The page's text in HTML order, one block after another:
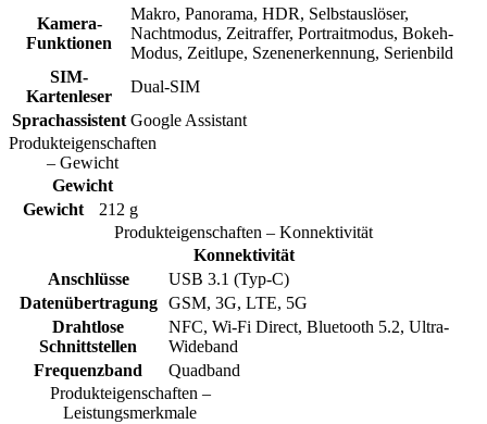
Kamera-
Funktionen
Makro, Panorama, HDR, Selbstauslöser,
Nachtmodus, Zeitraffer, Portraitmodus, Bokeh-
Modus, Zeitlupe, Szenenerkennung, Serienbild
SIM-
Kartenleser
Dual-SIM
Sprachassistent Google Assistant
Produkteigenschaften
– Gewicht
Gewicht
Gewicht
212 g
Produkteigenschaften – Konnektivität
Konnektivität
Anschlüsse
USB 3.1 (Typ-C)
Datenübertragung
GSM, 3G, LTE, 5G
Drahtlose
Schnittstellen
NFC, Wi-Fi Direct, Bluetooth 5.2, Ultra-
Wideband
Frequenzband
Quadband
Produkteigenschaften –
Leistungsmerkmale